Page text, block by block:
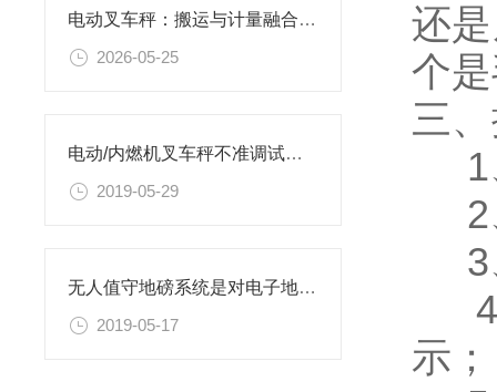
电动叉车秤：搬运与计量融合的工业效率解决方案
2026-05-25
电动/内燃机叉车秤不准调试方法
2019-05-29
无人值守地磅系统是对电子地磅的智能化改造
2019-05-17
还
个
三
1
2
3
4
示；